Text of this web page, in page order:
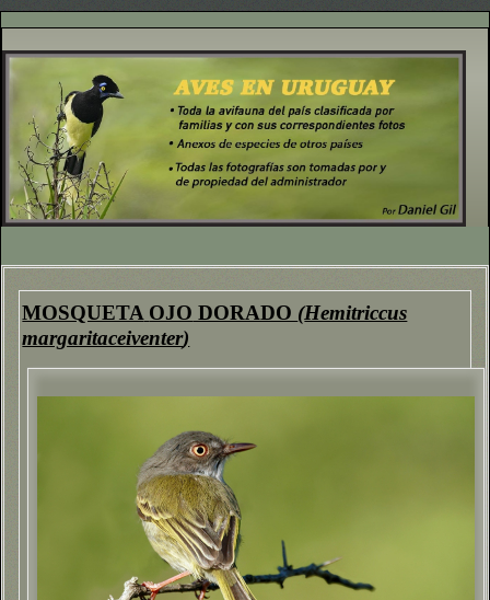
MOSQUETA OJO DORADO (Hemitriccus
margaritaceiventer)